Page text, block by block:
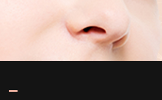
privée, acide hyaluronique
pur 2 b5, pour le visage